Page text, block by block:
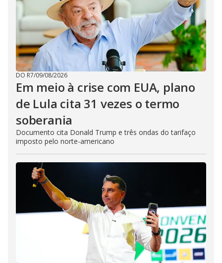
DO R7/09/08/2026
Em meio à crise com EUA, plano
de Lula cita 31 vezes o termo
soberania
Documento cita Donald Trump e três ondas do tarifaço
imposto pelo norte-americano